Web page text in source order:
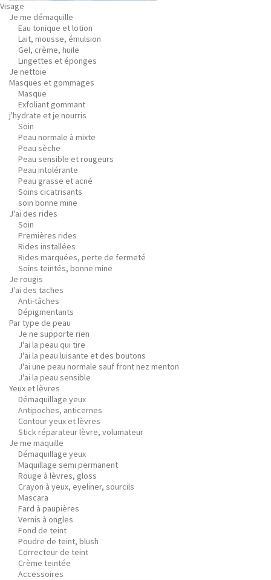
Visage
Je me démaquille
Eau tonique et lotion
Lait, mousse, émulsion
Gel, crème, huile
Lingettes et éponges
Je nettoie
Masques et gommages
Masque
Exfoliant gommant
j'hydrate et je nourris
Soin
Peau normale à mixte
Peau sèche
Peau sensible et rougeurs
Peau intolérante
Peau grasse et acné
Soins cicatrisants
soin bonne mine
J'ai des rides
Soin
Premières rides
Rides installées
Rides marquées, perte de fermeté
Soins teintés, bonne mine
Je rougis
J'ai des taches
Anti-tâches
Dépigmentants
Par type de peau
Je ne supporte rien
J'ai la peau qui tire
J'ai la peau luisante et des boutons
J'ai une peau normale sauf front nez menton
J'ai la peau sensible
Yeux et lèvres
Démaquillage yeux
Antipoches, anticernes
Contour yeux et lèvres
Stick réparateur lèvre, volumateur
Je me maquille
Démaquillage yeux
Maquillage semi permanent
Rouge à lèvres, gloss
Crayon à yeux, eyeliner, sourcils
Mascara
Fard à paupières
Vernis à ongles
Fond de teint
Poudre de teint, blush
Correcteur de teint
Crème teintée
Accessoires